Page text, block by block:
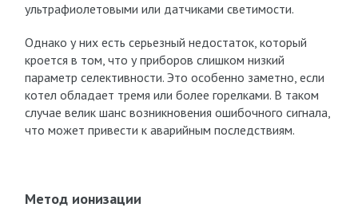
ультрафиолетовыми или датчиками светимости.
Однако у них есть серьезный недостаток, который
кроется в том, что у приборов слишком низкий
параметр селективности. Это особенно заметно, если
котел обладает тремя или более горелками. В таком
случае велик шанс возникновения ошибочного сигнала,
что может привести к аварийным последствиям.
Метод ионизации